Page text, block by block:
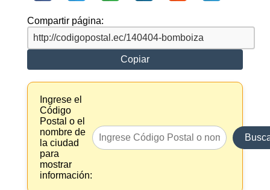
Compartir página:
Copiar
Ingrese el
Código
Postal o el
nombre de
la ciudad
para
mostrar
información: